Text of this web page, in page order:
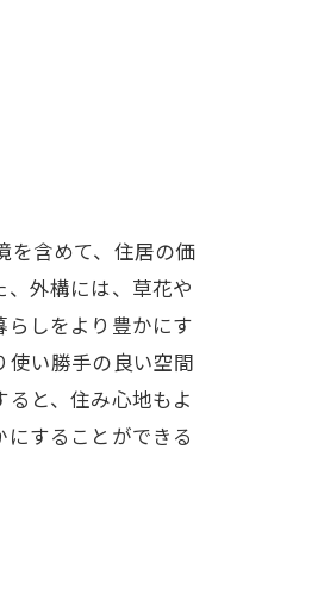
を含めて、住居の価
外構には、草花や
しをより豊かにす
使い勝手の良い空間
と、住み心地もよ
することができる